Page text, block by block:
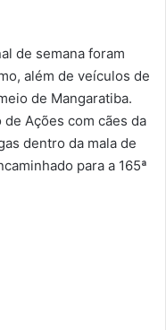
de semana foram
além de veículos de
de Mangaratiba.
Ações com cães da
dentro da mala de
para a 165ª